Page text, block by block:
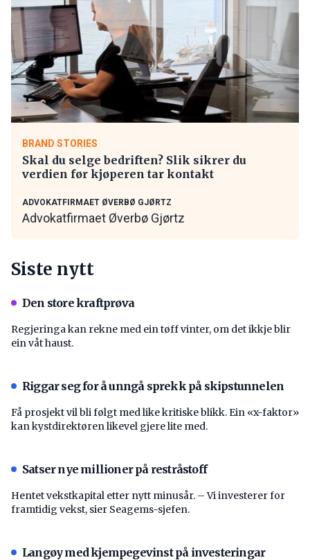
BRAND STORIES
Skal du selge bedriften? Slik sikrer du
verdien før kjøperen tar kontakt
ADVOKATFIRMAET ØVERBØ GJØRTZ
Advokatfirmaet Øverbø Gjørtz
Siste nytt
Den store kraftprøva
Regjeringa kan rekne med ein tøff vinter, om det ikkje blir
ein våt haust.
Riggar seg for å unngå sprekk på skipstunnelen
Få prosjekt vil bli følgt med like kritiske blikk. Ein «x-faktor»
kan kystdirektøren likevel gjere lite med.
Satser nye millioner på restråstoff
Hentet vekstkapital etter nytt minusår. – Vi investerer for
framtidig vekst, sier Seagems-sjefen.
Langøy med kjempegevinst på investeringar